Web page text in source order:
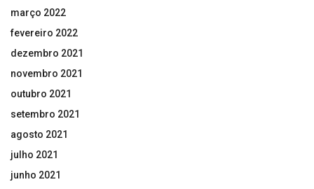
março 2022
fevereiro 2022
dezembro 2021
novembro 2021
outubro 2021
setembro 2021
agosto 2021
julho 2021
junho 2021